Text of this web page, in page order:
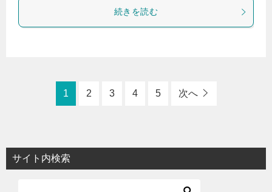
続きを読む
1 2 3 4 5 次へ
サイト内検索